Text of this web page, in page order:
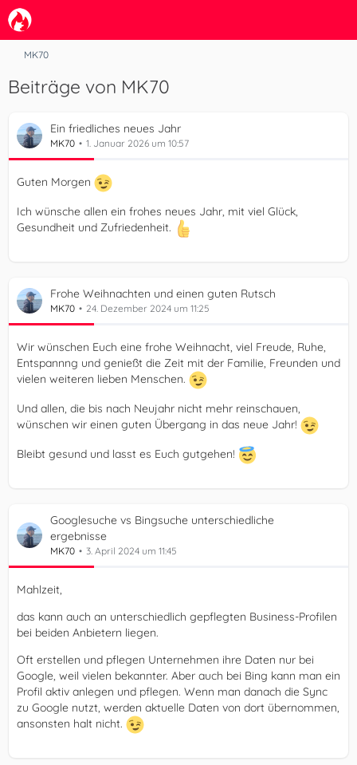
MK70
Beiträge von MK70
Ein friedliches neues Jahr
MK70 1. Januar 2026 um 10:57
Guten Morgen
Ich wünsche allen ein frohes neues Jahr, mit viel Glück,
Gesundheit und Zufriedenheit.
Frohe Weihnachten und einen guten Rutsch
MK70 24. Dezember 2024 um 11:25
Wir wünschen Euch eine frohe Weihnacht, viel Freude, Ruhe,
Entspannng und genießt die Zeit mit der Familie, Freunden und
vielen weiteren lieben Menschen.
Und allen, die bis nach Neujahr nicht mehr reinschauen,
wünschen wir einen guten Übergang in das neue Jahr!
Bleibt gesund und lasst es Euch gutgehen!
Googlesuche vs Bingsuche unterschiedliche
ergebnisse
MK70 3. April 2024 um 11:45
Mahlzeit,
das kann auch an unterschiedlich gepflegten Business-Profilen
bei beiden Anbietern liegen.
Oft erstellen und pflegen Unternehmen ihre Daten nur bei
Google, weil vielen bekannter. Aber auch bei Bing kann man ein
Profil aktiv anlegen und pflegen. Wenn man danach die Sync
zu Google nutzt, werden aktuelle Daten von dort übernommen,
ansonsten halt nicht.